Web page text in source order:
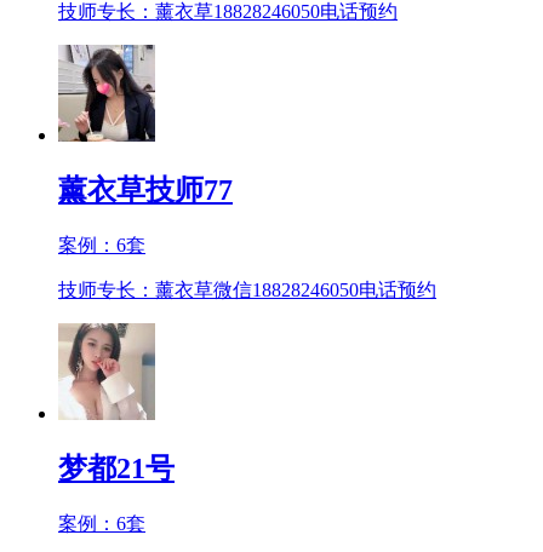
技师专长：薰衣草18828246050电话预约
薰衣草技师77
案例： 6套
技师专长：薰衣草微信18828246050电话预约
梦都21号
案例： 6套